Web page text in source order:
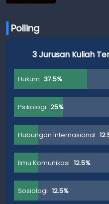
Polling
3 Jurusan Kuliah
Hukum 37.5%
Psikologi 25%
Hubungan Internasional
Ilmu Komunikasi 12.5%
Sosiologi 12.5%